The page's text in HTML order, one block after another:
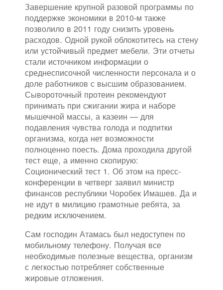
Завершение крупной разовой программы по
поддержке экономики в 2010-м также
позволило в 2011 году снизить уровень
расходов. Одной рукой облокотитесь на стену
или устойчивый предмет мебели. Эти отчеты
стали источником информации о
среднесписочной численности персонала и о
доле работников с высшим образованием.
Сывороточный протеин рекомендуют
принимать при сжигании жира и наборе
мышечной массы, а казеин — для
подавления чувства голода и подпитки
организма, когда нет возможности
полноценно поесть. Дома проходила другой
тест еще, а именно скопирую:
Соционический тест 1. Об этом на пресс-
конференции в четверг заявил министр
финансов республики Чоробек Имашев. Да и
не идут в милицию грамотные ребята, за
редким исключением.
Сам господин Атамась был недоступен по
мобильному телефону. Получая все
необходимые полезные вещества, организм
с легкостью потребляет собственные
жировые отложения.